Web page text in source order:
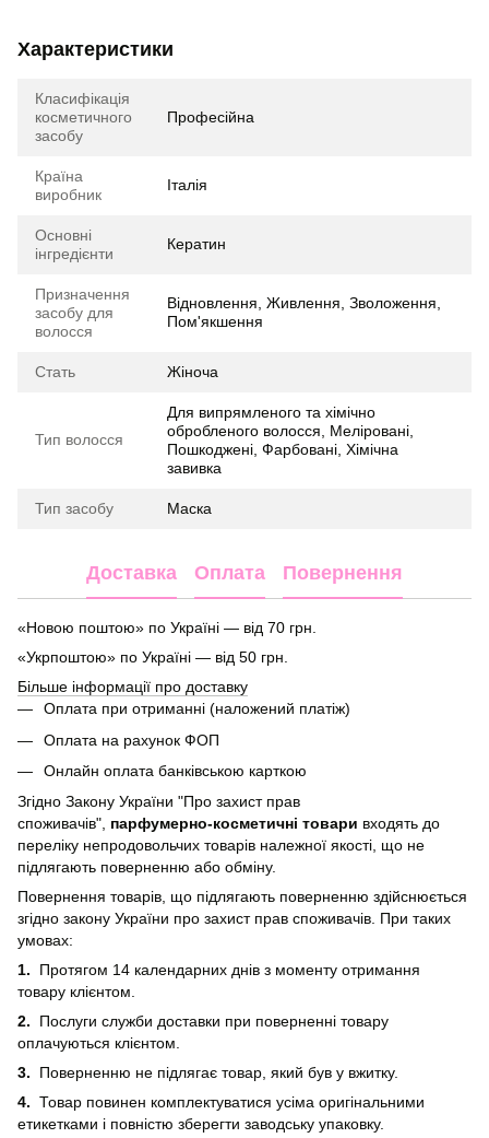
Характеристики
Класифікація
косметичного
засобу
Професійна
Країна
виробник
Італія
Основні
інгредієнти
Кератин
Призначення
засобу для
волосся
Відновлення, Живлення, Зволоження,
Пом'якшення
Стать Жіноча
Тип волосся
Для випрямленого та хімічно
обробленого волосся, Меліровані,
Пошкоджені, Фарбовані, Хімічна
завивка
Тип засобу Маска
Доставка Оплата Повернення
«Новою поштою» по Україні — від 70 грн.
«Укрпоштою» по Україні — від 50 грн.
Більше інформації про доставку
Оплата при отриманні (наложений платіж)
Оплата на рахунок ФОП
Онлайн оплата банківською карткою
Згідно Закону України "Про захист прав
споживачів", парфумерно-косметичні товари входять до
переліку непродовольчих товарів належної якості, що не
підлягають поверненню або обміну.
Повернення товарів, що підлягають поверненню здійснюється
згідно закону України про захист прав споживачів. При таких
умовах:
1.
Протягом 14 календарних днів з моменту отримання
товару клієнтом.
2. Послуги служби доставки при поверненні товару
оплачуються клієнтом.
3.
Поверненню не підлягає товар, який був у вжитку.
4. Товар повинен комплектуватися усіма оригінальними
етикетками і повністю зберегти заводську упаковку.